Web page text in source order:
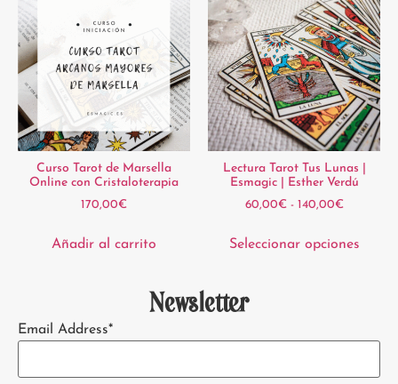
Curso Tarot de Marsella
Online con Cristaloterapia
170,00€
Añadir al carrito
Lectura Tarot Tus Lunas |
Esmagic | Esther Verdú
60,00€ - 140,00€
Seleccionar opciones
Newsletter
Email Address*